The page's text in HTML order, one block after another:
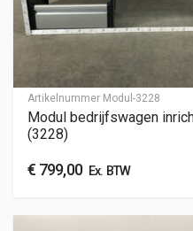
Artikelnummer Modul-3228
Modul bedrijfswagen
(3228)
€ 799,00Ex. BTW